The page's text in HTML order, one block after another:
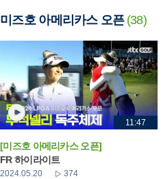
미즈호 아메리카스 오픈 (38)
11:47
[미즈호 아메리카스 오픈]
FR 하이라이트
2024.05.20 374